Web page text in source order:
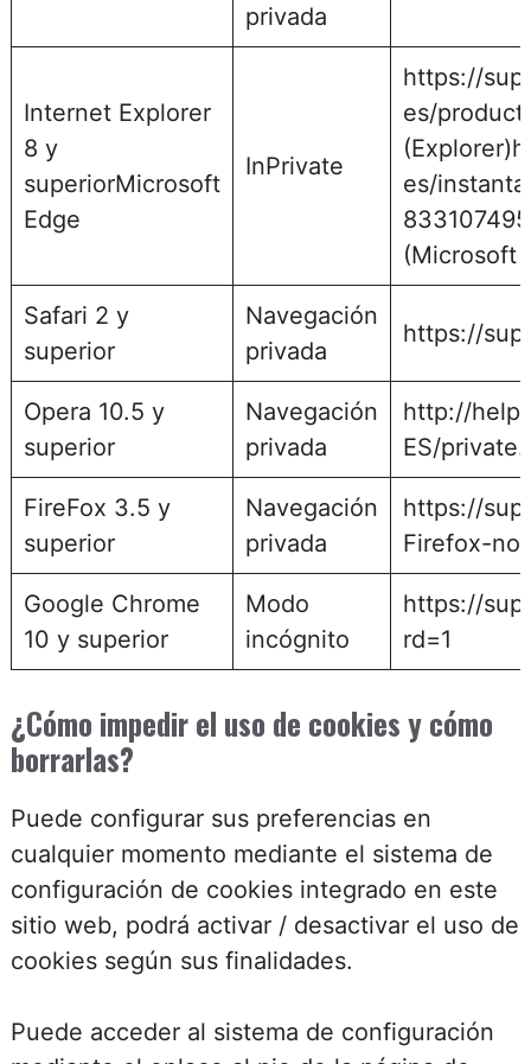
privada
Internet Explorer
8 y
superiorMicrosoft
Edge
InPrivate
https://
es/
es/
(Microsoft
Safari 2 y
superior
Navegación
privada
https://
Opera 10.5 y
superior
Navegación
privada
http://
ES/
FireFox 3.5 y
superior
Navegación
privada
https://
Firefox-
Google Chrome
10 y superior
Modo
incógnito
https://
rd=1
¿Cómo impedir el uso de cookies y cómo
borrarlas?
Puede configurar sus preferencias en
cualquier momento mediante el sistema de
configuración de cookies integrado en este
sitio web, podrá activar / desactivar el uso de
cookies según sus finalidades.
Puede acceder al sistema de configuración